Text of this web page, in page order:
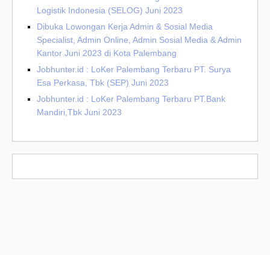
Logistik Indonesia (SELOG) Juni 2023
Dibuka Lowongan Kerja Admin & Sosial Media
Specialist, Admin Online, Admin Sosial Media & Admin
Kantor Juni 2023 di Kota Palembang
Jobhunter.id : LoKer Palembang Terbaru PT. Surya
Esa Perkasa, Tbk (SEP) Juni 2023
Jobhunter.id : LoKer Palembang Terbaru PT.Bank
Mandiri,Tbk Juni 2023